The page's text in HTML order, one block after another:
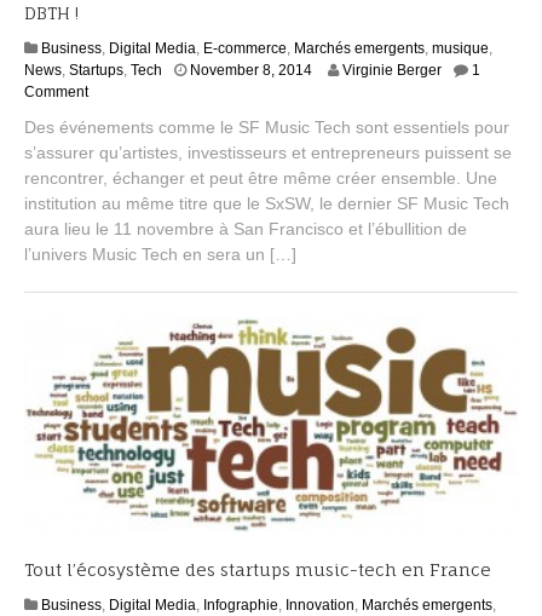
DBTH !
Business, Digital Media, E-commerce, Marchés emergents, musique,
News, Startups, Tech November 8, 2014A
u
s
t
Virginie Berger
1
Comment
Des événements comme le SF Music Tech sont essentiels pour
s’assurer qu’artistes, investisseurs et entrepreneurs puissent se
rencontrer, échanger et peut être même créer ensemble. Une
institution au même titre que le SxSW, le dernier SF Music Tech
aura lieu le 11 novembre à San Francisco et l’ébullition de
l’univers Music Tech en sera un […]
Tout l’écosystème des startups music-tech en France
Business, Digital Media, Infographie, Innovation, Marchés emergents,